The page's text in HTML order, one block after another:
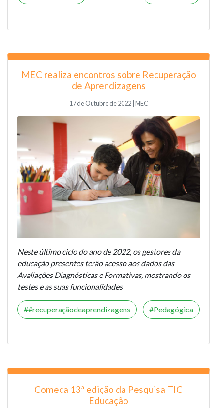
MEC realiza encontros sobre Recuperação
de Aprendizagens
17 de Outubro de 2022 | MEC
Neste último ciclo do ano de 2022, os gestores da
educação presentes terão acesso aos dados das
Avaliações Diagnósticas e Formativas, mostrando os
testes e as suas funcionalidades
#recuperaçãodeaprendizagens Pedagógica
Começa 13ª edição da Pesquisa TIC
Educação